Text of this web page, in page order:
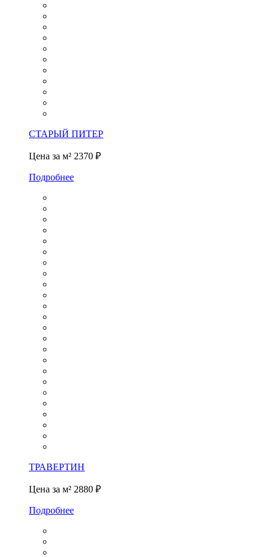
СТАРЫЙ ПИТЕР
Цена за м² 2370 ₽
Подробнее
ТРАВЕРТИН
Цена за м² 2880 ₽
Подробнее